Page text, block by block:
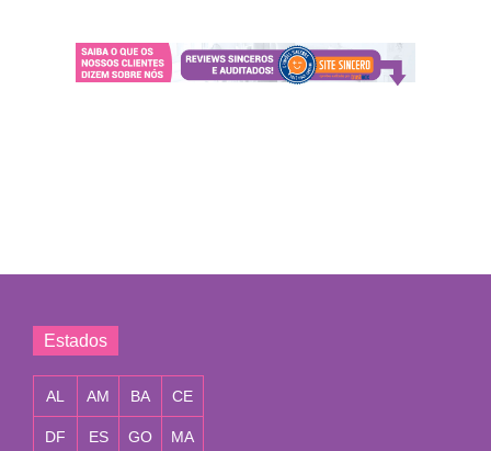
Estados
AL AM BA CE
DF ES GO MA